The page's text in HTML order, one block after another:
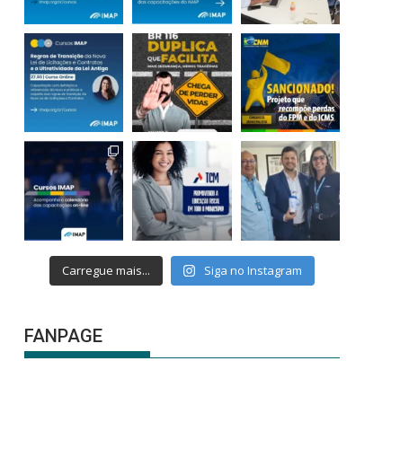
Carregue mais... Siga no Instagram
FANPAGE